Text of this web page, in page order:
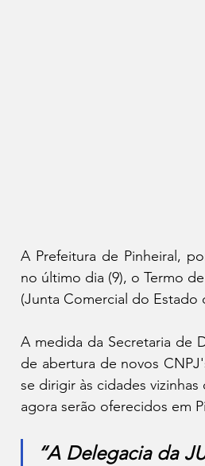
A Prefeitura de Pinheiral,
no último dia (9), o Termo
(Junta Comercial do Estado
A medida da Secretaria de
de abertura de novos
se dirigir às cidades
agora serão oferecidos em
“A Delegacia da